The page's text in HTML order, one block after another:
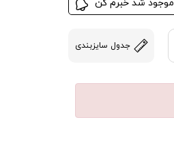
موجود شد خبرم کن
جدول سایزبندی